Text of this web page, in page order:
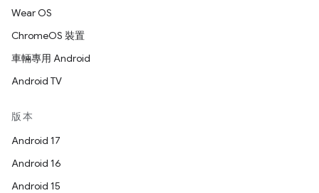
Wear OS
ChromeOS 裝置
車輛專用 Android
Android TV
版本
Android 17
Android 16
Android 15